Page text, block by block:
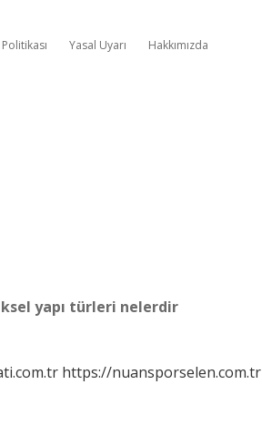
Yasal Uyarı Hakkımızda
yapı türleri nelerdir
https://nuansporselen.com.tr